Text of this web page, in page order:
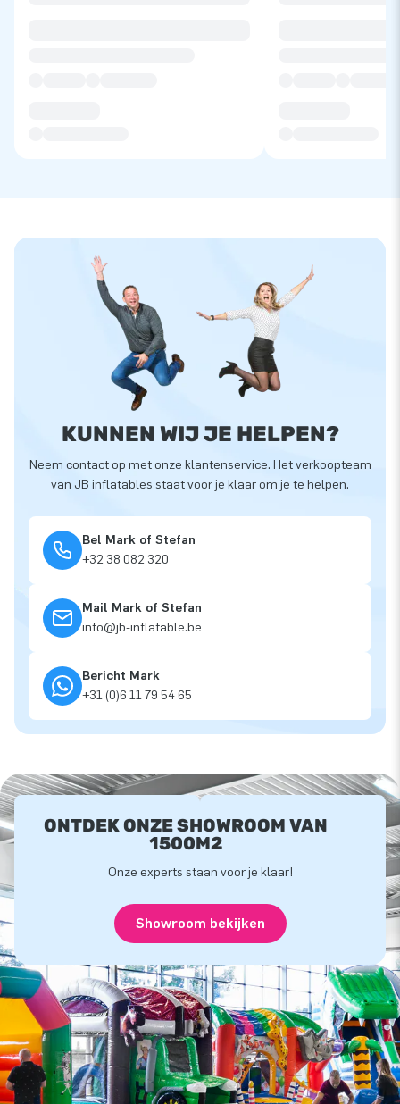
KUNNEN WIJ JE HELPEN?
Neem contact op met onze klantenservice. Het verkoopteam
van JB inflatables staat voor je klaar om je te helpen.
Bel Mark of Stefan
+32 38 082 320
Mail Mark of Stefan
info@jb-inflatable.be
Bericht Mark
+31 (0)6 11 79 54 65
ONTDEK ONZE SHOWROOM VAN
1500M2
Onze experts staan voor je klaar!
Showroom bekijken